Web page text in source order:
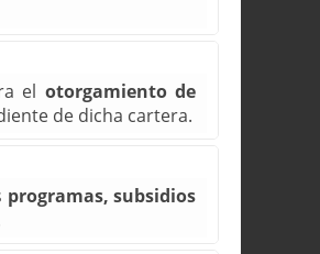
el otorgamiento de
de dicha cartera.
programas, subsidios